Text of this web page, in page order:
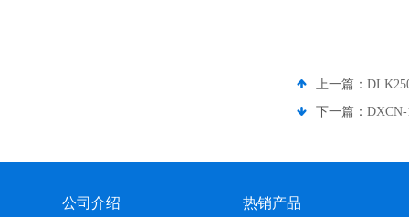
上一篇：
下一篇：
公司介绍 热销产品